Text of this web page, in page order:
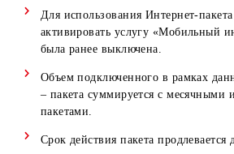
абонент переходит на ТП,
доступность активации пакета
Проверка остатка трафика в
пакете - USSD-команда *102#.
активировать услугу